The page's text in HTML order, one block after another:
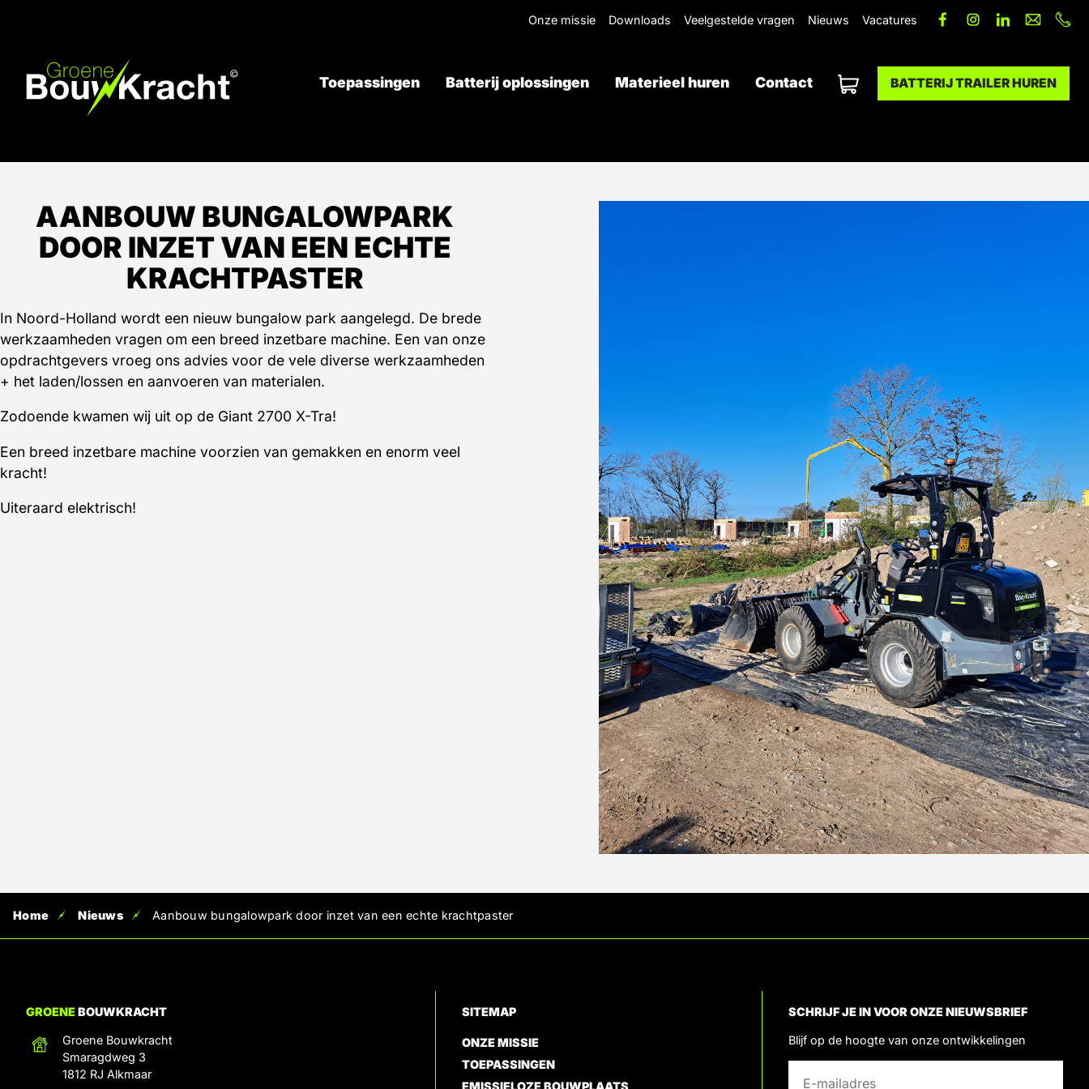
Onze missie Downloads Veelgestelde vragen Nieuws Vacatures
Toepassingen Batterij oplossingen Materieel huren Contact
Offerte aanvragen BATTERIJ TRAILER HUREN
AANBOUW BUNGALOWPARK
DOOR INZET VAN EEN ECHTE
KRACHTPASTER
In Noord-Holland wordt een nieuw bungalow park aangelegd. De brede
werkzaamheden vragen om een breed inzetbare machine. Een van onze
opdrachtgevers vroeg ons advies voor de vele diverse werkzaamheden
+ het laden/lossen en aanvoeren van materialen.
Zodoende kwamen wij uit op de Giant 2700 X-Tra!
Een breed inzetbare machine voorzien van gemakken en enorm veel
kracht!
Uiteraard elektrisch!
Home Nieuws Aanbouw bungalowpark door inzet van een echte krachtpaster
GROENEBOUWKRACHT
Groene Bouwkracht
Smaragdweg 3
1812 RJ Alkmaar
SITEMAP
ONZE MISSIE
TOEPASSINGEN
SCHRIJF JE IN VOOR ONZE NIEUWSBRIEF
Blijf op de hoogte van onze ontwikkelingen